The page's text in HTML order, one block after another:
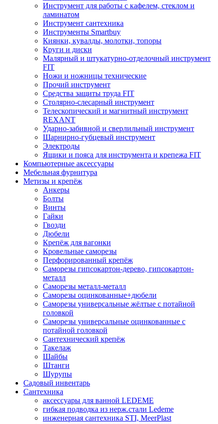
Инструмент для работы с кафелем, стеклом и
ламинатом
Инструмент сантехника
Инструменты Smartbuy
Киянки, кувалды, молотки, топоры
Круги и диски
Малярный и штукатурно-отделочный инструмент
FIT
Ножи и ножницы технические
Прочий инструмент
Средства защиты труда FIT
Столярно-слесарный инструмент
Телескопический и магнитный инструмент
REXANT
Ударно-забивной и сверлильный инструмент
Шарнирно-губцевый инструмент
Электроды
Ящики и пояса для инструмента и крепежа FIT
Компьютерные аксессуары
Мебельная фурнитура
Метизы и крепёж
Анкеры
Болты
Винты
Гайки
Гвозди
Дюбели
Крепёж для вагонки
Кровельные саморезы
Перфорированный крепёж
Саморезы гипсокартон-дерево, гипсокартон-
металл
Саморезы металл-металл
Саморезы оцинкованные+дюбели
Саморезы универсальные жёлтые с потайной
головкой
Саморезы универсальные оцинкованные с
потайной головкой
Сантехнический крепёж
Такелаж
Шайбы
Штанги
Шурупы
Садовый инвентарь
Сантехника
аксессуары для ванной LEDEME
гибкая подводка из нерж.стали Ledeme
инженерная сантехника STI, MeerPlast